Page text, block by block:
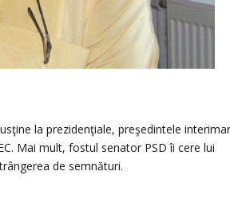
la prezidenţiale, preşedintele
Mai mult, fostul senator PSD îi cere lui
de semnături.